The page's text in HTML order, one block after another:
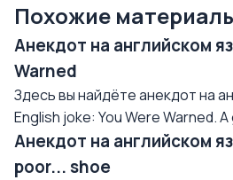
Похожие
Анекдот на английском
Warned
Здесь вы найдёте анекдот на
English joke: You Were Warned. A
Анекдот на английском
poor... shoe